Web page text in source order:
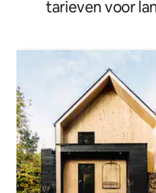
tarieven voor